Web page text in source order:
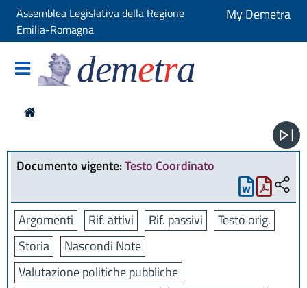
Assemblea Legislativa della Regione
Emilia-Romagna
My Demetra
demetra
Documento vigente:Testo Coordinato
Argomenti Rif. attivi Rif. passivi
Testo orig.
Storia
Nascondi Note
Valutazione politiche pubbliche